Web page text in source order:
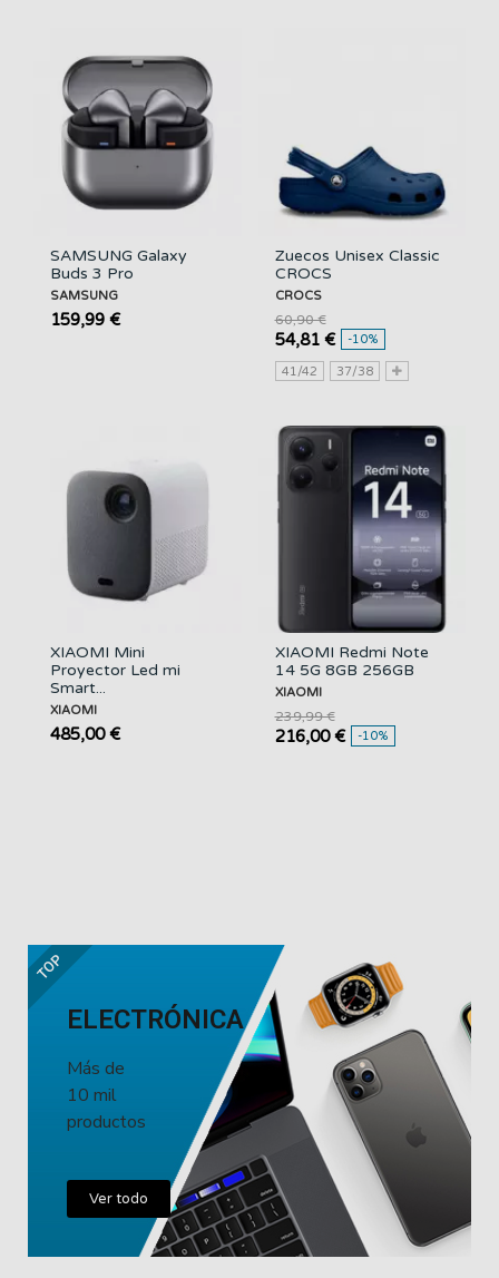
SAMSUNG Galaxy
Buds 3 Pro
SAMSUNG
159,99 €
Zuecos Unisex Classic
CROCS
CROCS
54,81 €
60,90 €
-10%
41/42 37/38
XIAOMI Mini
Proyector Led mi
Smart...
XIAOMI
485,00 €
XIAOMI Redmi Note
14 5G 8GB 256GB
XIAOMI
216,00 €
239,99 €
-10%
ELECTRÓNICA
Más de
10 mil
productos
Ver todo
TOP